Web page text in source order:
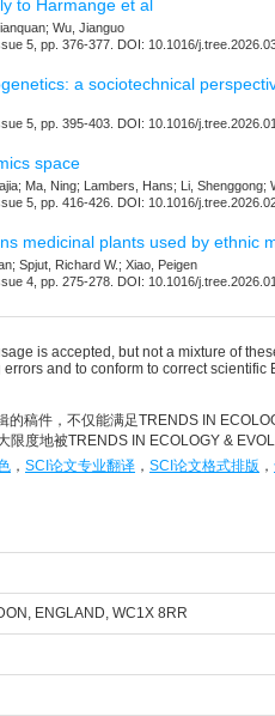
to Harmange et al
Wu, Jianguo
5, pp. 376-377. DOI: 10.1016/
a sociotechnical
5, pp. 395-403. DOI: 10.1016/
space
Ma, Ning; Lambers, Hans; Li, Shenggong;
5, pp. 416-426. DOI: 10.1016/
medicinal plants used by ethnic
Spjut, Richard W.; Xiao, Peigen
4, pp. 275-278. DOI: 10.1016/
is accepted, but not a mixture of
and to conform to correct
稿件，不仅能满足TRENDS IN
度地被TRENDS IN ECOLOGY &
， SCI论文专业翻译 ， SCI论文格式排版 ，
ENGLAND, WC1X 8RR